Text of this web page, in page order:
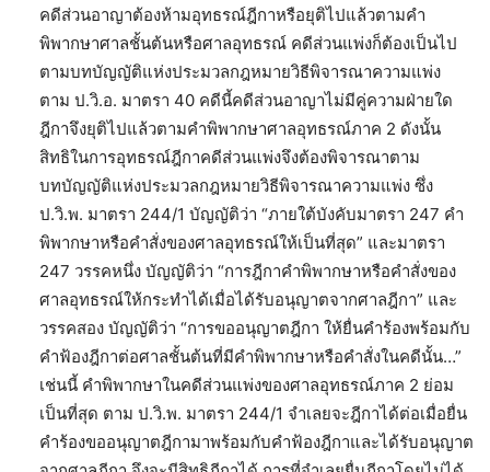
คดีส่วนอาญาต้องห้ามอุทธรณ์ฎีกาหรือยุติไปแล้วตามคำ
พิพากษาศาลชั้นต้นหรือศาลอุทธรณ์ คดีส่วนแพ่งก็ต้องเป็นไป
ตามบทบัญญัติแห่งประมวลกฎหมายวิธีพิจารณาความแพ่ง
ตาม ป.วิ.อ. มาตรา 40 คดีนี้คดีส่วนอาญาไม่มีคู่ความฝ่ายใด
ฎีกาจึงยุติไปแล้วตามคำพิพากษาศาลอุทธรณ์ภาค 2 ดังนั้น
สิทธิในการอุทธรณ์ฎีกาคดีส่วนแพ่งจึงต้องพิจารณาตาม
บทบัญญัติแห่งประมวลกฎหมายวิธีพิจารณาความแพ่ง ซึ่ง
ป.วิ.พ. มาตรา 244/1 บัญญัติว่า “ภายใต้บังคับมาตรา 247 คำ
พิพากษาหรือคำสั่งของศาลอุทธรณ์ให้เป็นที่สุด” และมาตรา
247 วรรคหนึ่ง บัญญัติว่า “การฎีกาคำพิพากษาหรือคำสั่งของ
ศาลอุทธรณ์ให้กระทำได้เมื่อได้รับอนุญาตจากศาลฎีกา” และ
วรรคสอง บัญญัติว่า “การขออนุญาตฎีกา ให้ยื่นคำร้องพร้อมกับ
คำฟ้องฎีกาต่อศาลชั้นต้นที่มีคำพิพากษาหรือคำสั่งในคดีนั้น…”
เช่นนี้ คำพิพากษาในคดีส่วนแพ่งของศาลอุทธรณ์ภาค 2 ย่อม
เป็นที่สุด ตาม ป.วิ.พ. มาตรา 244/1 จำเลยจะฎีกาได้ต่อเมื่อยื่น
คำร้องขออนุญาตฎีกามาพร้อมกับคำฟ้องฎีกาและได้รับอนุญาต